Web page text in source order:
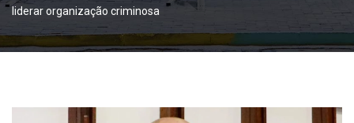
liderar organização criminosa